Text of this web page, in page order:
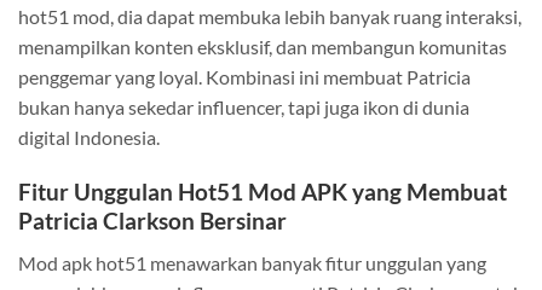
hot51 mod, dia dapat membuka lebih banyak ruang interaksi,
menampilkan konten eksklusif, dan membangun komunitas
penggemar yang loyal. Kombinasi ini membuat Patricia
bukan hanya sekedar influencer, tapi juga ikon di dunia
digital Indonesia.
Fitur Unggulan Hot51 Mod APK yang Membuat
Patricia Clarkson Bersinar
Mod apk hot51 menawarkan banyak fitur unggulan yang